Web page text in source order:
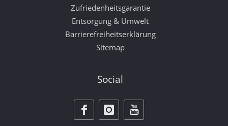
Zufriedenheitsgarantie
Entsorgung & Umwelt
Barrierefreiheitserklärung
Sitemap
Social